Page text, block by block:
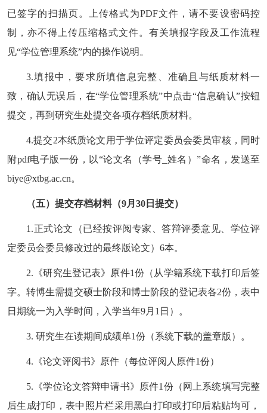
已签字的扫描页。上传格式为PDF文件，请不要设密码控
制，亦不得上传压缩格式文件。有关填报字段及工作流程
见“学位管理系统”内的操作说明。
3.填报中，要求所填信息完整、准确且与纸质材料一
致，确认无误后，在“学位管理系统”中点击“信息确认”按钮
提交，再到研究生处提交各项存档纸质材料。
4.提交2本纸质论文用于学位评定委员会委员审核，同时
附pdf电子版一份，以“论文名（学号 姓名） ”命名，发送至
biye@xtbg.ac.cn。
（五）提交存档材料（9月 30 日提交）
1.正式论文（已经按评阅专家、答辩评委意见、学位评
定委员会委员修改过的最终版论文） 6本。
2. 《研究生登记表》原件1份（从学籍系统下载打印后签
字。转博生需提交硕士阶段和博士阶段的登记表各2份，表中
日期统一为入学时间，入学当年9月 1 日）。
3. 研究生在读期间成绩单1份（系统下载的盖章版）。
4. 《论文评阅书》原件（每位评阅人原件1份）
5. 《学位论文答辩申请书》原件1 份（网上系统填写完整
后生成打印，表中照片栏采用黑白打印或打印后粘贴均可，